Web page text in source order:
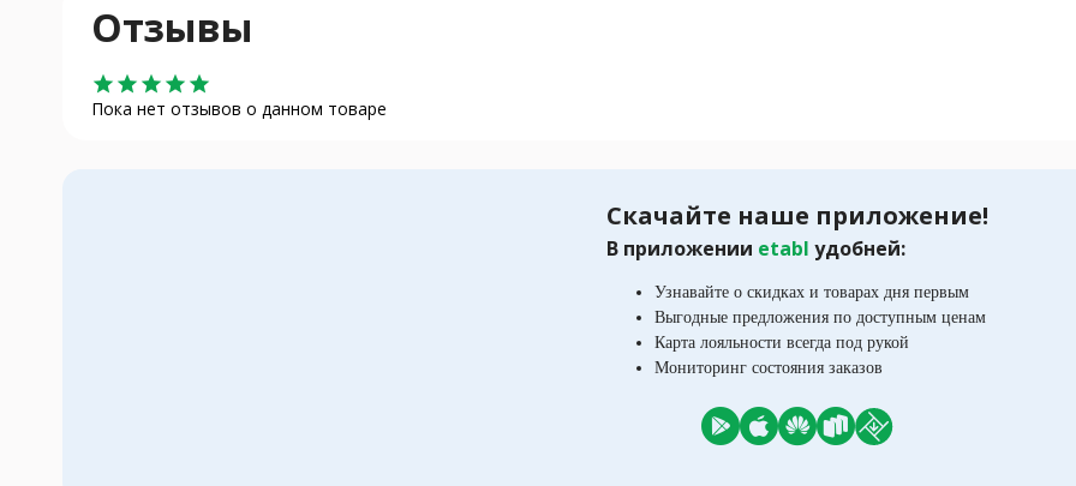
Отзывы
star star star star star
Пока нет отзывов о данном товаре
Скачайте наше приложение!
В приложении etabl удобней:
Узнавайте о скидках и товарах дня первым
Выгодные предложения по доступным ценам
Карта лояльности всегда под рукой
Мониторинг состояния заказов